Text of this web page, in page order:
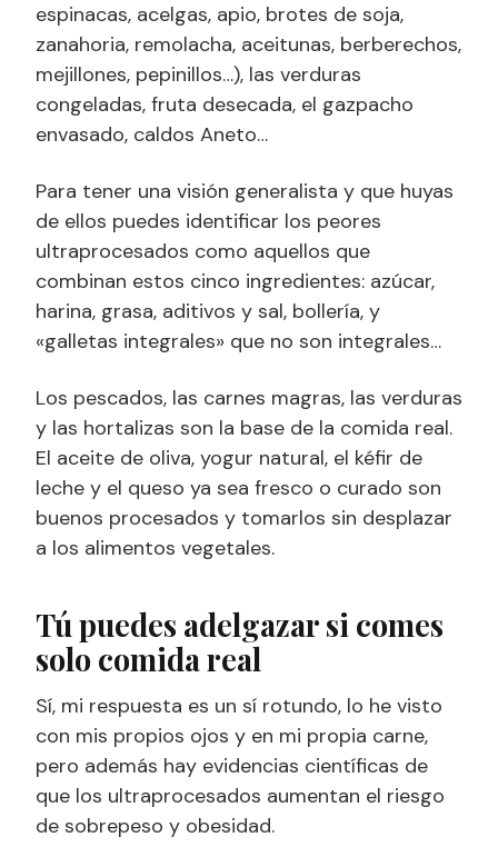
espinacas, acelgas, apio, brotes de soja,
zanahoria, remolacha, aceitunas, berberechos,
mejillones, pepinillos…), las verduras
congeladas, fruta desecada, el gazpacho
envasado, caldos Aneto…
Para tener una visión generalista y que huyas
de ellos puedes identificar los peores
ultraprocesados como aquellos que
combinan estos cinco ingredientes: azúcar,
harina, grasa, aditivos y sal, bollería, y
«galletas integrales» que no son integrales…
Los pescados, las carnes magras, las verduras
y las hortalizas son la base de la comida real.
El aceite de oliva, yogur natural, el kéfir de
leche y el queso ya sea fresco o curado son
buenos procesados y tomarlos sin desplazar
a los alimentos vegetales.
Tú puedes adelgazar si comes
solo comida real
Sí, mi respuesta es un sí rotundo, lo he visto
con mis propios ojos y en mi propia carne,
pero además hay evidencias científicas de
que los ultraprocesados aumentan el riesgo
de sobrepeso y obesidad.